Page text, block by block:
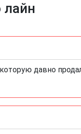
лайн
давно